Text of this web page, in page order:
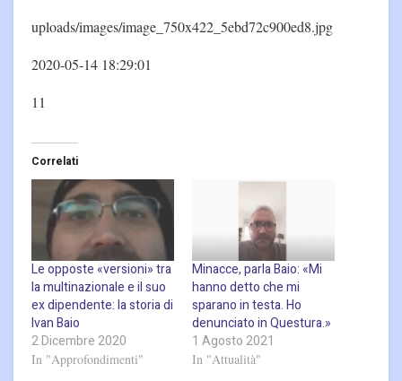
uploads/images/image_750x422_5ebd72c900ed8.jpg
2020-05-14 18:29:01
11
Correlati
Le opposte «versioni» tra
la multinazionale e il suo
ex dipendente: la storia di
Ivan Baio
2 Dicembre 2020
In "Approfondimenti"
Minacce, parla Baio: «Mi
hanno detto che mi
sparano in testa. Ho
denunciato in Questura.»
1 Agosto 2021
In "Attualità"